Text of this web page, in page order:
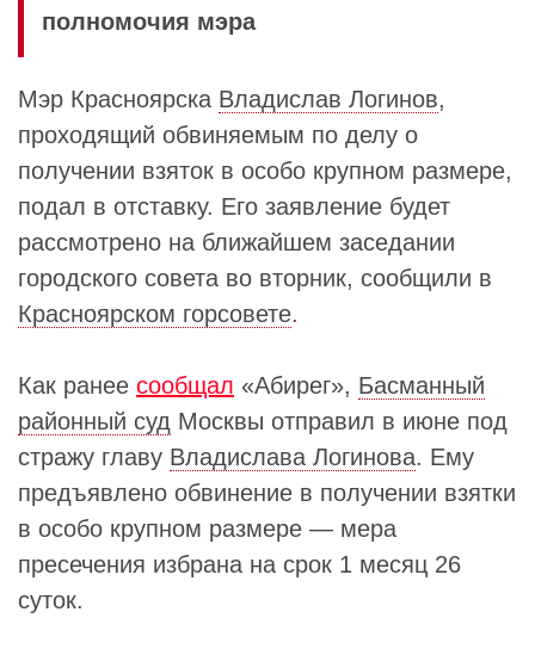
полномочия мэра
Мэр Красноярска Владислав Логинов,
проходящий обвиняемым по делу о
получении взяток в особо крупном размере,
подал в отставку. Его заявление будет
рассмотрено на ближайшем заседании
городского совета во вторник, сообщили в
Красноярском горсовете.
Как ранее сообщал «Абирег», Басманный
районный суд Москвы отправил в июне под
стражу главу Владислава Логинова. Ему
предъявлено обвинение в получении взятки
в особо крупном размере — мера
пресечения избрана на срок 1 месяц 26
суток.